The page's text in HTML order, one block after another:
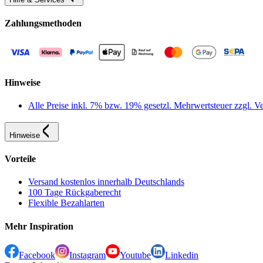
Zahlungsmethoden
Hinweise
Alle Preise inkl. 7% bzw. 19% gesetzl. Mehrwertsteuer zzgl.
Hinweise
Vorteile
Versand kostenlos innerhalb Deutschlands
100 Tage Rückgaberecht
Flexible Bezahlarten
Mehr Inspiration
Facebook Instagram Youtube
Linkedin